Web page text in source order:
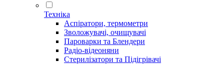
Техніка
Аспіратори, термометри
Зволожувачі, очищувачі
Пароварки та Блендери
Радіо-відеоняни
Стерилізатори та Підігрівачі